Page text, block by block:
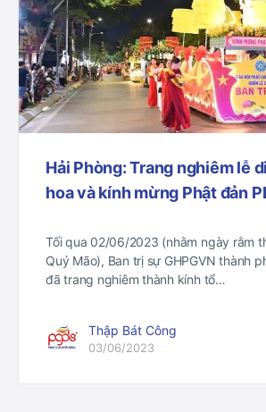
Hải Phòng: Trang nghiêm lễ
hoa và kính mừng Phật đản
Tối qua 02/06/2023 (nhằm ngày rằm
Quý Mão), Ban trị sự GHPGVN thành
đã trang nghiêm thành kính tổ…
Thập Bát Công
03/06/2023